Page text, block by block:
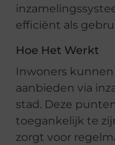
efficiënt als
Hoe Het Werkt
Inwoners
aanbieden via
stad. Deze
toegankelijk te
zorgt voor